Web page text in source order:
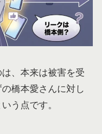
、本来は被害を受
橋本愛さんに対し
う点です。